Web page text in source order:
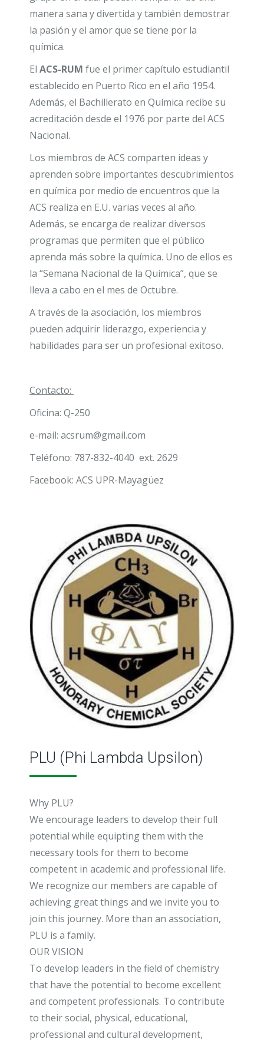
manera sana y divertida y también demostrar
la pasión y el amor que se tiene por la
química.
El ACS-RUM fue el primer capítulo estudiantil
establecido en Puerto Rico en el año 1954.
Además, el Bachillerato en Química recibe su
acreditación desde el 1976 por parte del ACS
Nacional.
Los miembros de ACS comparten ideas y
aprenden sobre importantes descubrimientos
en química por medio de encuentros que la
ACS realiza en E.U. varias veces al año.
Además, se encarga de realizar diversos
programas que permiten que el público
aprenda más sobre la química. Uno de ellos es
la “Semana Nacional de la Química”, que se
lleva a cabo en el mes de Octubre.
A través de la asociación, los miembros
pueden adquirir liderazgo, experiencia y
habilidades para ser un profesional exitoso.
Contacto:
Oficina: Q-250
e-mail: acsrum@gmail.com
Teléfono: 787-832-4040 ext. 2629
Facebook: ACS UPR-Mayagüez
PLU (Phi Lambda Upsilon)
Why PLU?
We encourage leaders to develop their full
potential while equipting them with the
necessary tools for them to become
competent in academic and professional life.
We recognize our members are capable of
achieving great things and we invite you to
join this journey. More than an association,
PLU is a family.
OUR VISION
To develop leaders in the field of chemistry
that have the potential to become excellent
and competent professionals. To contribute
to their social, physical, educational,
professional and cultural development,